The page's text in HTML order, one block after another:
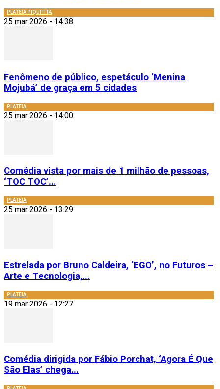
PLATEIA PIQUITITA
25 mar 2026 - 14:38
Fenômeno de público, espetáculo ‘Menina
Mojubá’ de graça em 5 cidades
PLATEIA
25 mar 2026 - 14:00
Comédia vista por mais de 1 milhão de pessoas,
‘TOC TOC’...
PLATEIA
25 mar 2026 - 13:29
Estrelada por Bruno Caldeira, ‘EGO’, no Futuros –
Arte e Tecnologia,...
PLATEIA
19 mar 2026 - 12:27
Comédia dirigida por Fábio Porchat, ‘Agora É Que
São Elas’ chega...